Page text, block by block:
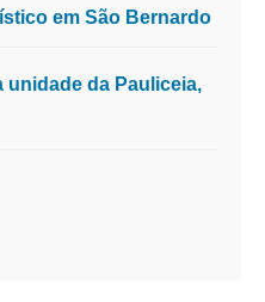
em São Bernardo
unidade da Pauliceia,